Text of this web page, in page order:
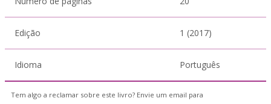
Edição 1 (2017)
Idioma Português
Tem algo a reclamar sobre este livro? Envie um email para